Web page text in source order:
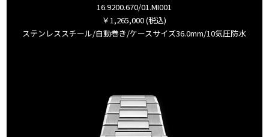
16.9200.670/01.MI001
￥1,265,000 (税込)
ステンレススチール/自動巻き/ケースサイズ36.0mm/10気圧防水